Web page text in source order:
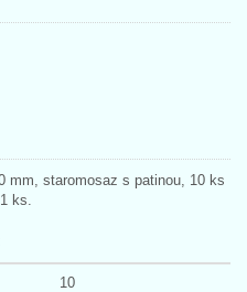
mm, staromosaz s patinou, 10 ks
ks.
10